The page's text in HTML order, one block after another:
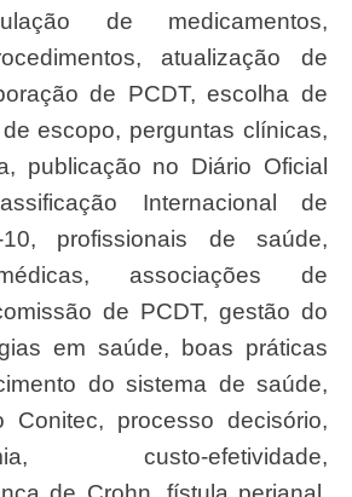
de medicamentos,
atualização de
de PCDT, escolha de
escopo, perguntas clínicas,
publicação no Diário Oficial
Internacional de
10, profissionais de saúde,
associações de
de PCDT, gestão do
em saúde, boas práticas
do sistema de saúde,
Conitec, processo decisório,
custo-efetividade,